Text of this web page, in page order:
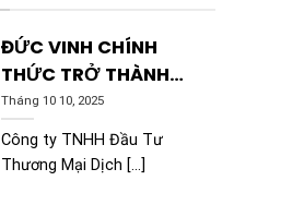
ĐỨC VINH CHÍNH
THỨC TRỞ THÀNH
NHÀ PHÂN PHỐI
THƯƠNG HIỆU HIMEL
Tháng 10 10, 2025
Công ty TNHH Đầu Tư
Thương Mại Dịch [...]